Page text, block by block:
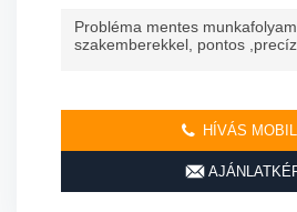
Probléma mentes
szakemberekkel, pontos
HÍVÁS